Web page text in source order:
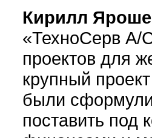
Кирилл
«ТехноСерв А/
проектов для
крупный
были
поставить под